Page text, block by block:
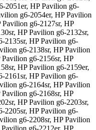
2051er, HP Pavilion g6-
g6-2054er, HP Pavilion
g6-2127sr, HP
HP Pavilion g6-2132sr,
2135sr, HP Pavilion g6-
g6-2138sr, HP Pavilion
g6-2156sr, HP
HP Pavilion g6-2159er,
2161sr, HP Pavilion g6-
g6-2164sr, HP Pavilion
g6-2168sr, HP
HP Pavilion g6-2203sr,
2205sr, HP Pavilion g6-
g6-2208sr, HP Pavilion
g6-2212er, HP